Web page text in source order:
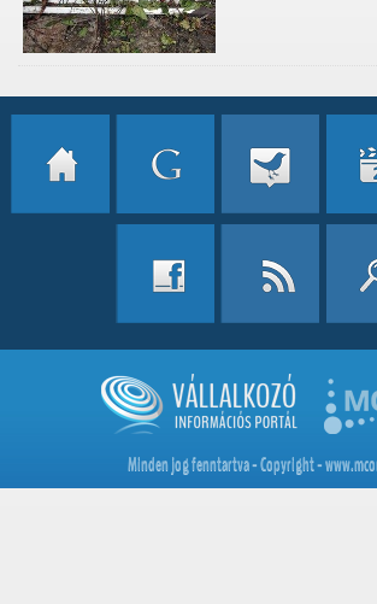
Minden jog fenntartva - Copyright -